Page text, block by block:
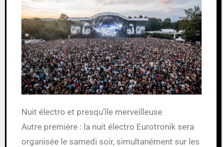
Nuit électro et presqu’île merveilleuse
Autre première : la nuit électro Eurotronik sera
organisée le samedi soir, simultanément sur les